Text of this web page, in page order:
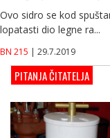
Ovo sidro se kod
lopatasti dio legne ra...
BN 215 | 29.7.2019
PITANJA ČITATELJA